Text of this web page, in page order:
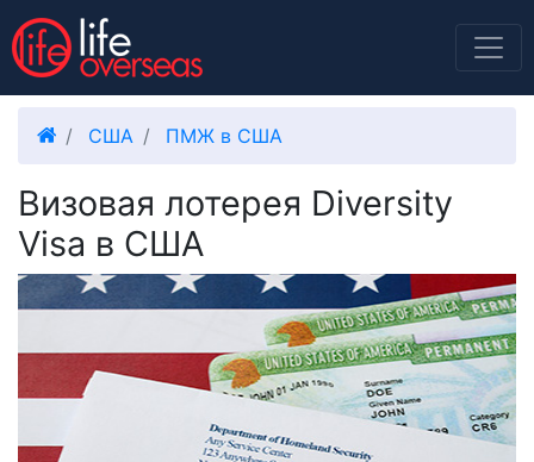
США ПМЖ в США
Визовая лотерея Diversity
Visa в США